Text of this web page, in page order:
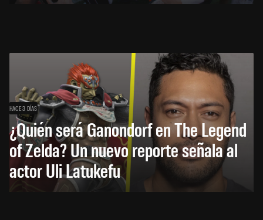
HACE 3 DÍAS
¿Quién será Ganondorf en The Legend
of Zelda? Un nuevo reporte señala al
actor Uli Latukefu